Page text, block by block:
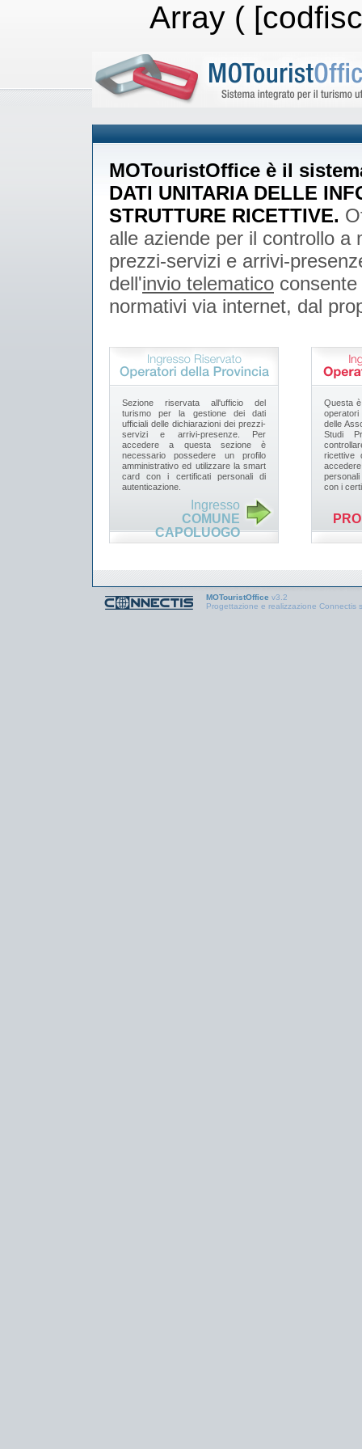
Array (
MOTouristOffice è il
DATI UNITARIA DELLE
STRUTTURE RICETTIVE.
alle aziende per il controllo a
prezzi-servizi e arrivi-
dell'invio telematico
normativi via internet, dal
Sezione riservata all'ufficio del
turismo per la gestione dei dati
ufficiali delle dichiarazioni dei prezzi-
servizi e arrivi-presenze. Per
accedere a questa sezione è
necessario possedere un profilo
amministrativo ed utilizzare la smart
card con i certificati personali di
autenticazione.
Ingresso
COMUNE
CAPOLUOGO
Questa
delle
Studi
ricettive
con i
MOTouristOffice v3.2
Progettazione e realizzazione Connectis